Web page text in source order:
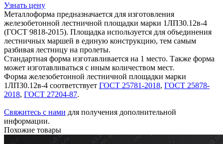
Узнать цену
Металлоформа предназначается для изготовления
железобетонной лестничной площадки марки 1ЛП30.12в-4
(ГОСТ 9818-2015). Площадка используется для объединения
лестничных маршей в единую конструкцию, тем самым
разбивая лестницу на пролеты.
Стандартная форма изготавливается на 1 место. Также форма
может изготавливаться с иным количеством мест.
Форма железобетонной лестничной площадки марки
1ЛП30.12в-4 соответствует ГОСТ 25781-2018, ГОСТ 25878-
2018, ГОСТ 27204-87.
Свяжитесь с нами для получения дополнительной
информации.
Похожие товары